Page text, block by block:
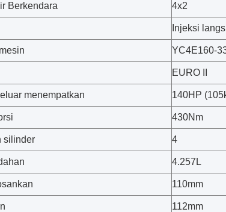
Berkendara 4x2
Injeksi
YC4E160-
EURO II
menempatkan 140HP
430Nm
silinder 4
4.257L
110mm
112mm